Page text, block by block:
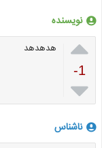
نویسنده

-1

هدهدهد
ناشناس